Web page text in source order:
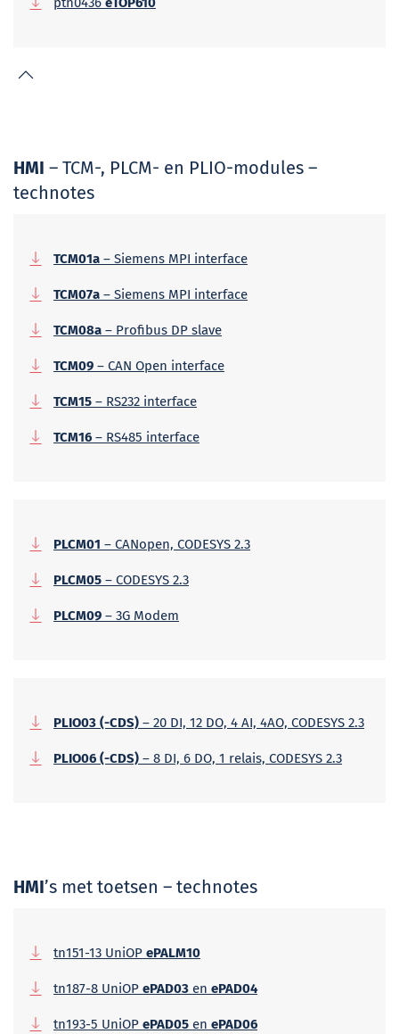
HMI – TCM-, PLCM- en PLIO-modules –
technotes
TCM01a – Siemens MPI interface
TCM07a – Siemens MPI interface
TCM08a – Profibus DP slave
TCM09 – CAN Open interface
TCM15 – RS232 interface
TCM16 – RS485 interface
PLCM01 – CANopen, CODESYS 2.3
PLCM05 – CODESYS 2.3
PLCM09 – 3G Modem
PLIO03 (-CDS) – 20 DI, 12 DO, 4 AI, 4AO, CODESYS 2.3
PLIO06 (-CDS) – 8 DI, 6 DO, 1 relais, CODESYS 2.3
HMI’s met toetsen – technotes
tn151-13 UniOP ePALM10
tn187-8 UniOP ePAD03 en ePAD04
tn193-5 UniOP ePAD05 en ePAD06